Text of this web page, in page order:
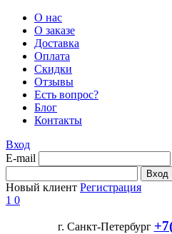
О нас
О заказе
Доставка
Оплата
Скидки
Отзывы
Есть вопрос?
Блог
Контакты
Вход
E-mail
Новый клиент Регистрация
1 0
г. Санкт-Петербург